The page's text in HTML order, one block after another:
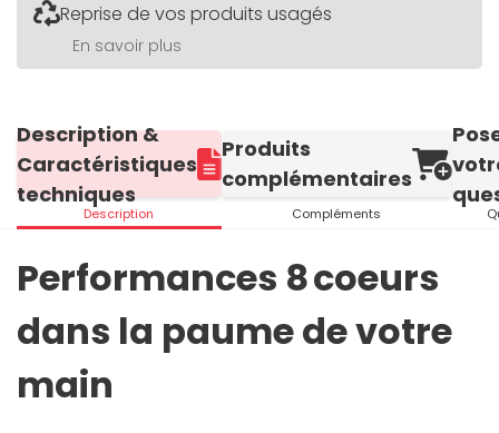
Reprise de vos produits usagés
En savoir plus
Description &
Caractéristiques
techniques
Description
Produits
complémentaires
Compléments
Performances 8 coeurs
dans la paume de votre
main